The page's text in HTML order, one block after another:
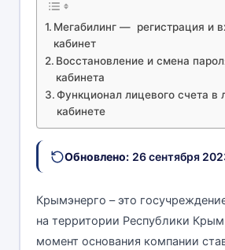
Мегабилинг — регистрация и
кабинет
Восстановление и смена
кабинета
Функционал лицевого счета в
кабинете
Обновлено: 26 сентября
Крымэнерго – это
на территории Республики
момент основания компании